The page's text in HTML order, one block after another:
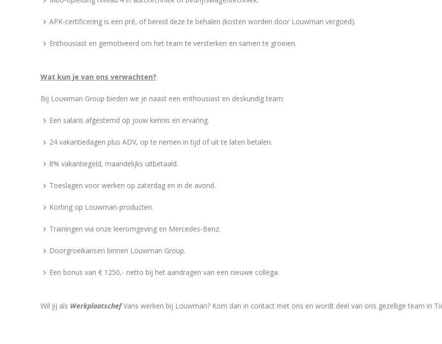
APK-certificering is een pré, of bereid deze te behalen (kosten worden door Louwman vergoed).
Enthousiast en gemotiveerd om het team te versterken en samen te groeien.
Wat kun je van ons verwachten?
Bij Louwman Group bieden we je naast een enthousiast en deskundig team:
Een salaris afgestemd op jouw kennis en ervaring.
24 vakantiedagen plus ADV, op te nemen in tijd of uit te laten betalen.
8% vakantiegeld, maandelijks uitbetaald.
Toeslagen voor werken op zaterdag en in de avond.
Korting op Louwman-producten.
Trainingen via onze leeromgeving en Mercedes-Benz.
Doorgroeikansen binnen Louwman Group.
Een bonus van € 1250,- netto bij het aandragen van een nieuwe collega.
Wil jij als WerkplaatschefVans werken bij Louwman? Kom dan in contact met ons en wordt deel van ons gezellige team in